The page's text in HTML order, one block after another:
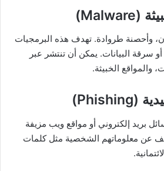
وأحصنة طروادة. تهدف هذه البرمجيات
سرقة البيانات. يمكن أن تنتشر عبر
والمواقع الخبيثة.
بريد إلكتروني أو مواقع ويب مزيفة
عن معلوماتهم الشخصية مثل كلمات